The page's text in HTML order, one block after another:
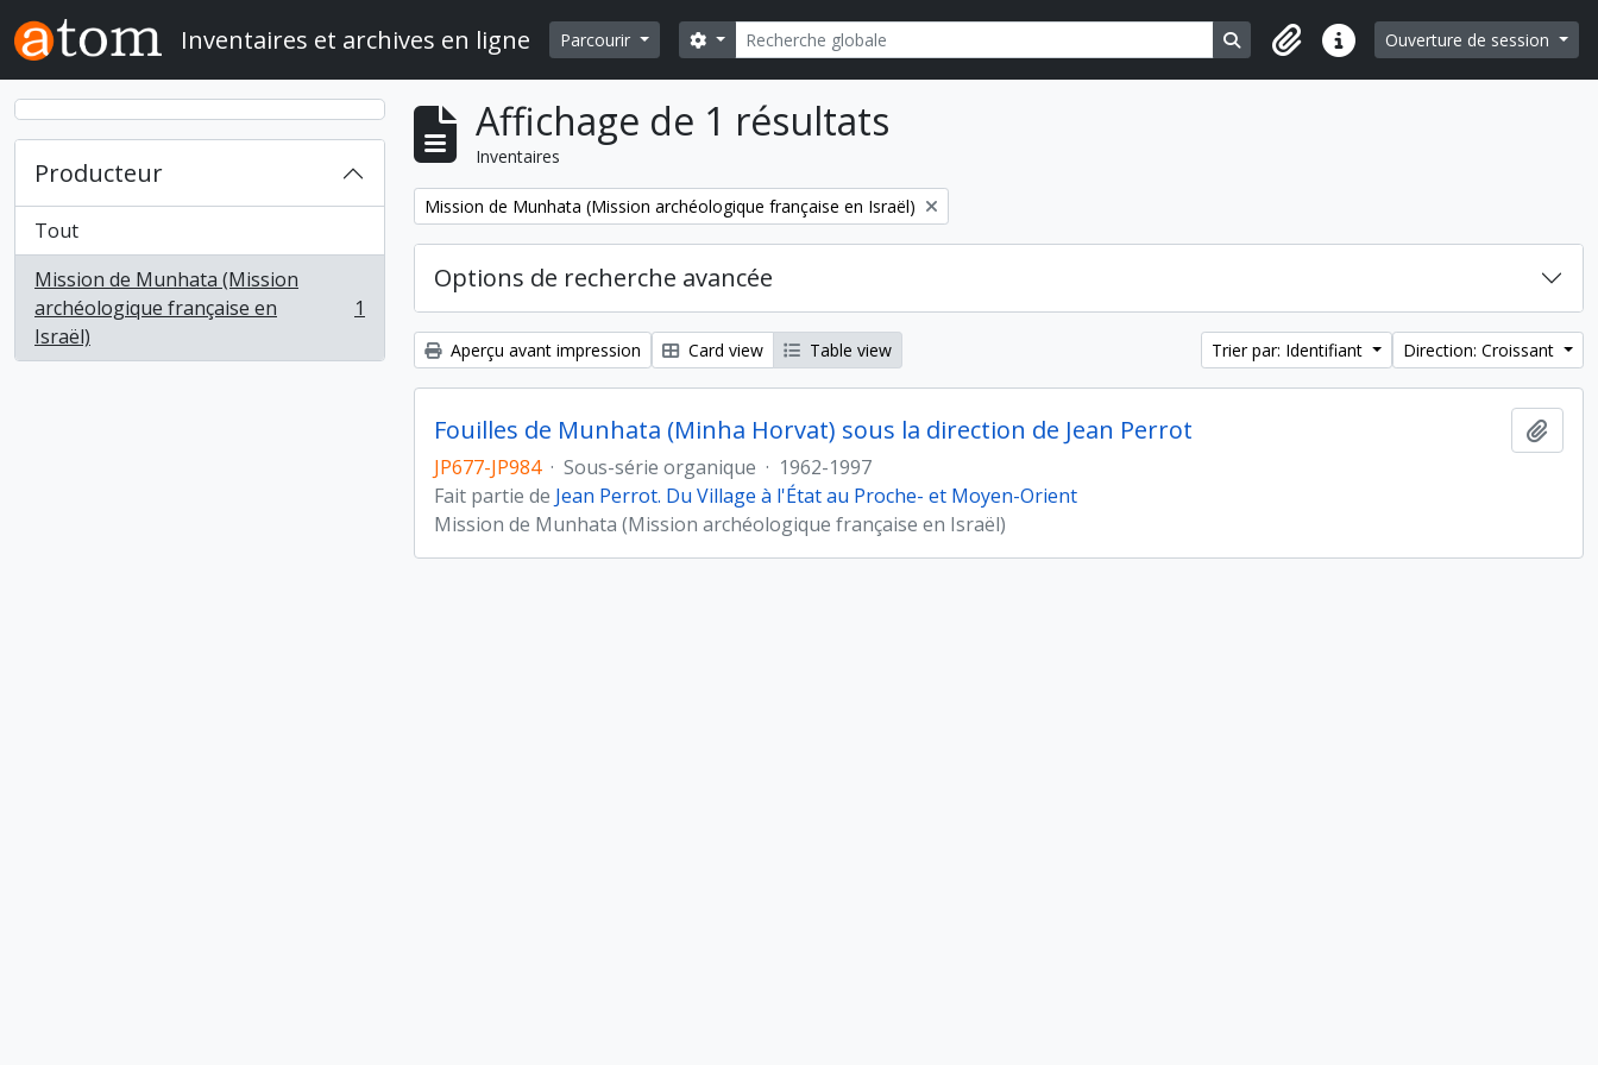
Skip to main content
Inventaires et archives en ligne Parcourir Rechercher
Search options Search in browse page
Liens rapidesOuverture de session
Producteur
Tout
Mission de Munhata (Mission
archéologique française en
Israël)
, 1 résultats 1
Affichage de 1 résultats
Inventaires
Remove filter:
Mission de Munhata (Mission archéologique française en Israël)
Options de recherche avancée
Aperçu avant impression Card view Table view Trier par: Identifiant Direction: Croissant
Fouilles de Munhata (Minha Horvat) sous la direction de Jean Perrot
JP677-JP984 · Sous-série organique · 1962-1997
Fait partie de Jean Perrot. Du Village à l'État au Proche- et Moyen-Orient
Mission de Munhata (Mission archéologique française en Israël)